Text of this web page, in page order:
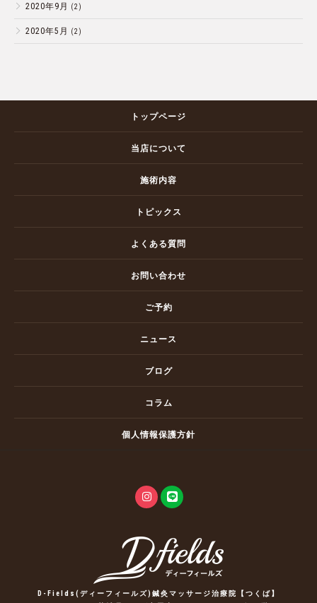
2020年9月 (2)
2020年5月 (2)
トップページ
当店について
施術内容
トピックス
よくある質問
お問い合わせ
ご予約
ニュース
ブログ
コラム
個人情報保護方針
D-Fields(ディーフィールズ)鍼灸マッサージ治療院【つくば】